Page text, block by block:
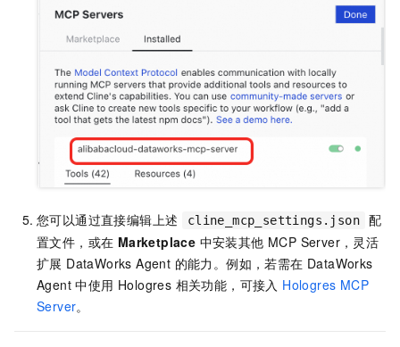
您可以通过直接编辑上述 cline_mcp_settings.json
配
置文件，或在 Marketplace 中安装其他 MCP Server，灵活
扩展 DataWorks Agent 的能力。例如，若需在 DataWorks
Agent 中使用 Hologres 相关功能，可接入 Hologres MCP
Server。